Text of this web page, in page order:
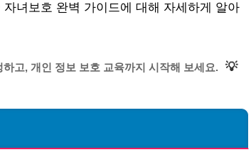
녀보호 완벽 가이드에 대해 자세하게 알아
고, 개인 정보 보호 교육까지 시작해 보세요. 💡